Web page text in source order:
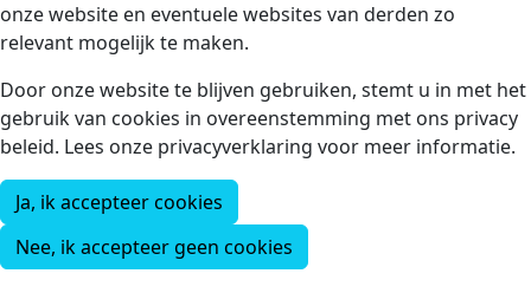
onze website en eventuele websites van derden zo
relevant mogelijk te maken.
Door onze website te blijven gebruiken, stemt u in met het
gebruik van cookies in overeenstemming met ons privacy
beleid. Lees onze privacyverklaring voor meer informatie.
Ja, ik accepteer cookies
Nee, ik accepteer geen cookies